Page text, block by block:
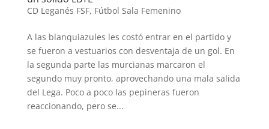
CD Leganés FSF, Fútbol Sala Femenino
A las blanquiazules les costó entrar en el partido y
se fueron a vestuarios con desventaja de un gol. En
la segunda parte las murcianas marcaron el
segundo muy pronto, aprovechando una mala salida
del Lega. Poco a poco las pepineras fueron
reaccionando, pero se...